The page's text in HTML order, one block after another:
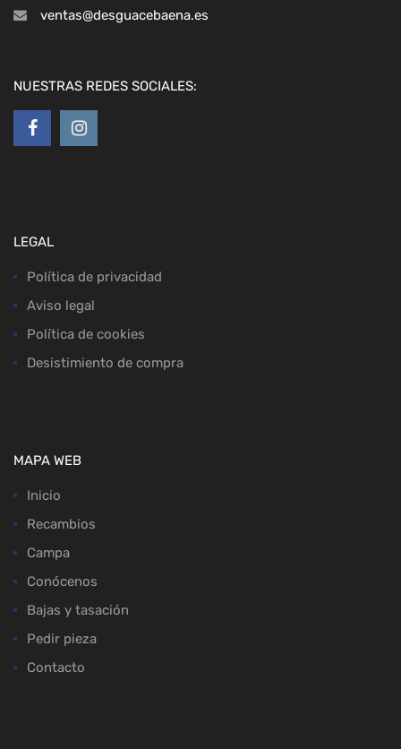
ventas@desguacebaena.es
NUESTRAS REDES SOCIALES:
LEGAL
Política de privacidad
Aviso legal
Política de cookies
Desistimiento de compra
MAPA WEB
Inicio
Recambios
Campa
Conócenos
Bajas y tasación
Pedir pieza
Contacto